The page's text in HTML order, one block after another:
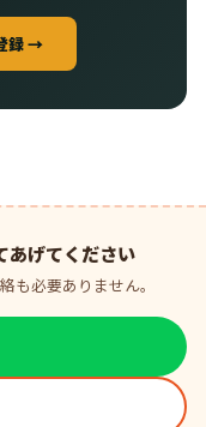
録 →
あげてください
も必要ありません。